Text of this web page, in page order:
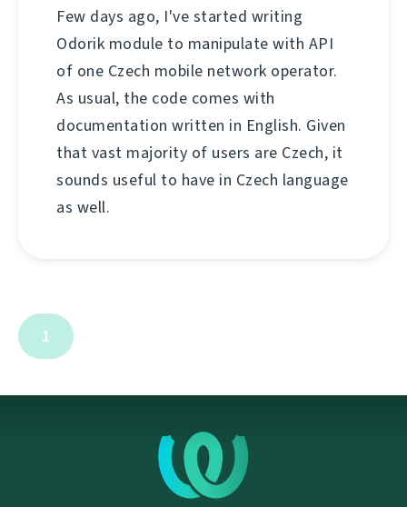
Few days ago, I've started writing
Odorik module to manipulate with API
of one Czech mobile network operator.
As usual, the code comes with
documentation written in English. Given
that vast majority of users are Czech, it
sounds useful to have in Czech language
as well.
1